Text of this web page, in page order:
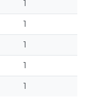
1
1
1
1
1